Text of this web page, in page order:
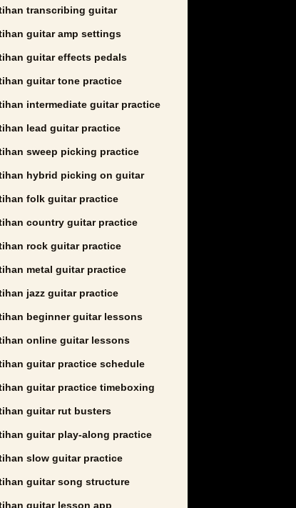
transcribing guitar
guitar amp settings
guitar effects pedals
guitar tone practice
intermediate guitar practice
lead guitar practice
sweep picking practice
hybrid picking on guitar
folk guitar practice
country guitar practice
rock guitar practice
metal guitar practice
jazz guitar practice
beginner guitar lessons
online guitar lessons
guitar practice schedule
guitar practice timeboxing
guitar rut busters
guitar play-along practice
slow guitar practice
guitar song structure
guitar lesson app